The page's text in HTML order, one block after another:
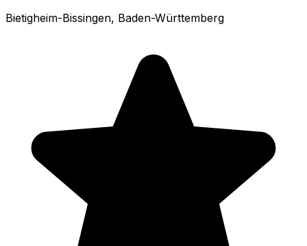
Bietigheim-Bissingen, Baden-Württemberg